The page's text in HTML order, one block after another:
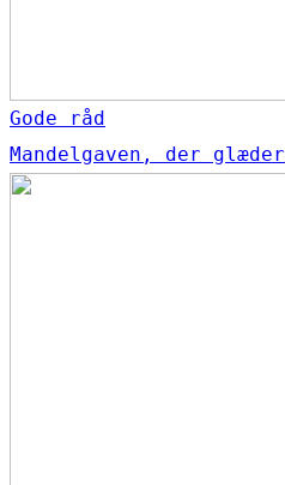
Gode råd
Mandelgaven, der glæder